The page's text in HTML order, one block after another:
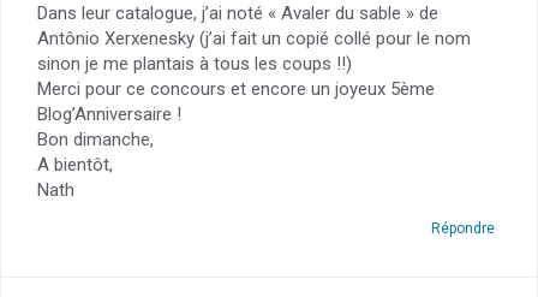
Dans leur catalogue, j’ai noté « Avaler du sable » de
Antônio Xerxenesky (j’ai fait un copié collé pour le nom
sinon je me plantais à tous les coups !!)
Merci pour ce concours et encore un joyeux 5ème
Blog’Anniversaire !
Bon dimanche,
A bientôt,
Nath
Répondre